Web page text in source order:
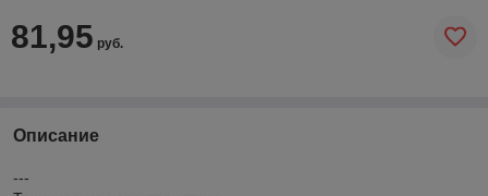
81,95 руб.
Описание
---